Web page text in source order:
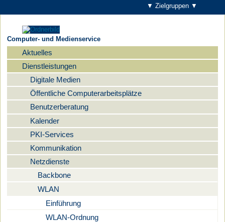
▼ Zielgruppen ▼
Computer- und Medienservice
Navigation
Aktuelles
Dienstleistungen
Digitale Medien
Öffentliche Computerarbeitsplätze
Benutzerberatung
Kalender
PKI-Services
Kommunikation
Netzdienste
Backbone
WLAN
Einführung
WLAN-Ordnung